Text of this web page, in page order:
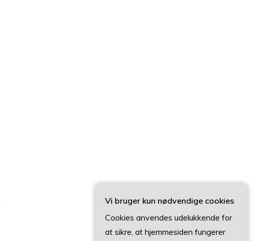
Vi bruger kun nødvendige cookies
Cookies anvendes udelukkende for
at sikre, at hjemmesiden fungerer